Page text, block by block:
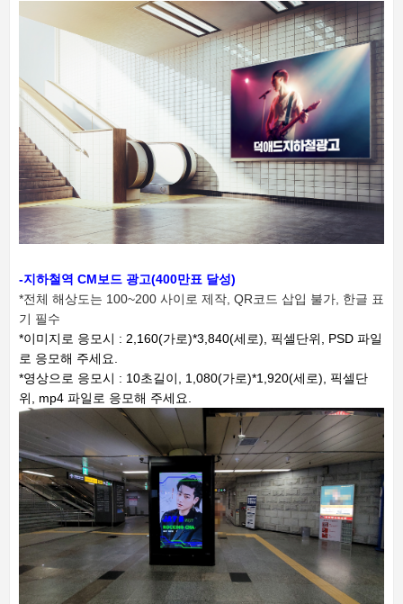
-지하철역 CM보드 광고(400만표 달성)
*전체 해상도는 100~200 사이로 제작, QR코드 삽입 불가, 한글 표
기 필수
*이미지로 응모시 : 2,160(가로)*3,840(세로), 픽셀단위, PSD 파일
로 응모해 주세요.
*영상으로 응모시 : 10초길이, 1,080(가로)*1,920(세로), 픽셀단
위, mp4 파일로 응모해 주세요.